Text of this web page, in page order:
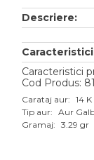
Aur alb
Aur roz
Aur mixt
Descriere:
Caracteristici
Cod Produs:
Carataj aur: 14 K
Tip aur: Aur
Gramaj: 3.29 gr